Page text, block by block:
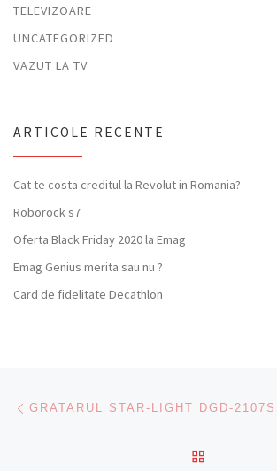
TELEVIZOARE
UNCATEGORIZED
VAZUT LA TV
ARTICOLE RECENTE
Cat te costa creditul la Revolut in Romania?
Roborock s7
Oferta Black Friday 2020 la Emag
Emag Genius merita sau nu ?
Card de fidelitate Decathlon
Navigare articole
GRATARUL STAR-LIGHT DGD-